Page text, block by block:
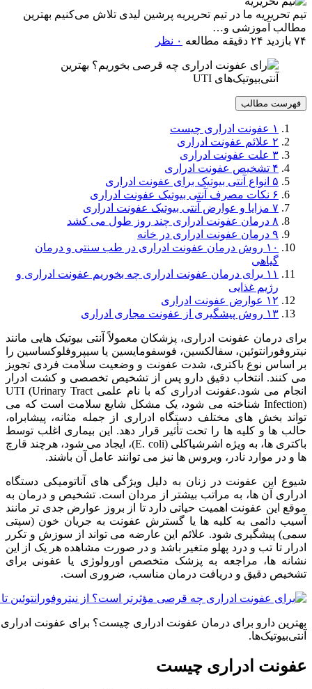
تیم تحریریه ما در تیم تحریریه پرشین لیدی تلاش می‌کنیم بهترین
مطالب آموزشی و…
۷۴ بازدید
۲۴ دقیقه مطالعه ۰ نظر
فهرست مطالب
۱ عفونت ادراری چیست
۲ علائم عفونت ادراری
۳ علت عفونت ادراری
۴ تشخیص عفونت ادراری
۵ انواع آنتی بیوتیک برای عفونت ادراری
۶ نکات مصرف آنتی بیوتیک عفونت ادراری
۷ مزایا و عوارض آنتی بیوتیک عفونت ادراری
۸ درمان عفونت ادراری چند روز طول می کشد
۹ درمان عفونت ادراری در خانه
۱۰ روش درمان عفونت ادراری در طب سنتی و درمان
گیاهی
۱۱ برای درمان عفونت ادراری چه بخوریم عفونت ادراری و
رژیم غذایی
۱۲ عوارض عفونت ادراری
۱۳ روش پیشگیری از عفونت مجاری ادراری
برای درمان عفونت ادراری، پزشکان معمولاً آنتی بیوتیک هایی مانند
نیتروفورانتوئین، سفالکسین، فوسفومایسین یا سیپروفلوکساسین را
بر اساس نوع باکتری، شدت عفونت و وضعیت سلامت فردی تجویز
می کنند. انتخاب دقیق دارو پس از تشخیص تخصصی و کشت ادرار
انجام می شود.عفونت ادراری که با نام علمی UTI (Urinary Tract
Infection) شناخته می شود، یک مشکل شایع سلامت است که می
تواند بخش های مختلف دستگاه ادراری از جمله مثانه، پیشابراه،
حالب ها و کلیه ها را تحت تأثیر قرار دهد. این بیماری اغلب توسط
باکتری ها، به ویژه اشرشیاکلی (E. coli)، ایجاد می شود، هرچند قارچ
ها و در موارد نادر، ویروس ها نیز می توانند عامل آن باشند.
شیوع این عفونت در زنان به دلیل ویژگی های آناتومیکی دستگاه
ادراری آن ها، به مراتب بیشتر از مردان است. تشخیص و درمان به
موقع این عفونت اهمیت حیاتی دارد تا از بروز عوارض جدی تر مانند
آسیب دائمی به کلیه ها یا گسترش عفونت به جریان خون (سپتی
سمی) پیشگیری شود. علائم این عارضه می تواند از سوزش و تکرر
ادرار تا تب و درد پهلو متغیر باشد و در صورت مشاهده هر یک از این
نشانه ها، مراجعه به پزشک متخصص اورولوژی یا عفونی برای
تشخیص دقیق و دریافت درمان مناسب، ضروری است.
بهترین دارو برای درمان عفونت ادراری چیست؟ برای عفونت
آنتی‌بیوتیک‌ها.
عفونت ادراری چیست